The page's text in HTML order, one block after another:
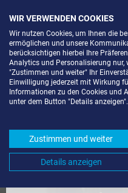
LAGERRAUM
Komfortabel
WIR VERWENDEN COOKIES
Wir nutzen Cookies, um Ihnen die
ermöglichen und unsere
berücksichtigen hierbei Ihre
Analytics und Personalisierung nur,
"Zustimmen und weiter" Ihr
Einwilligung jederzeit mit Wirkung
Informationen zu den Cookies und
unter dem Button "Details anzeigen".
Zustimmen und weiter
Details anzeigen